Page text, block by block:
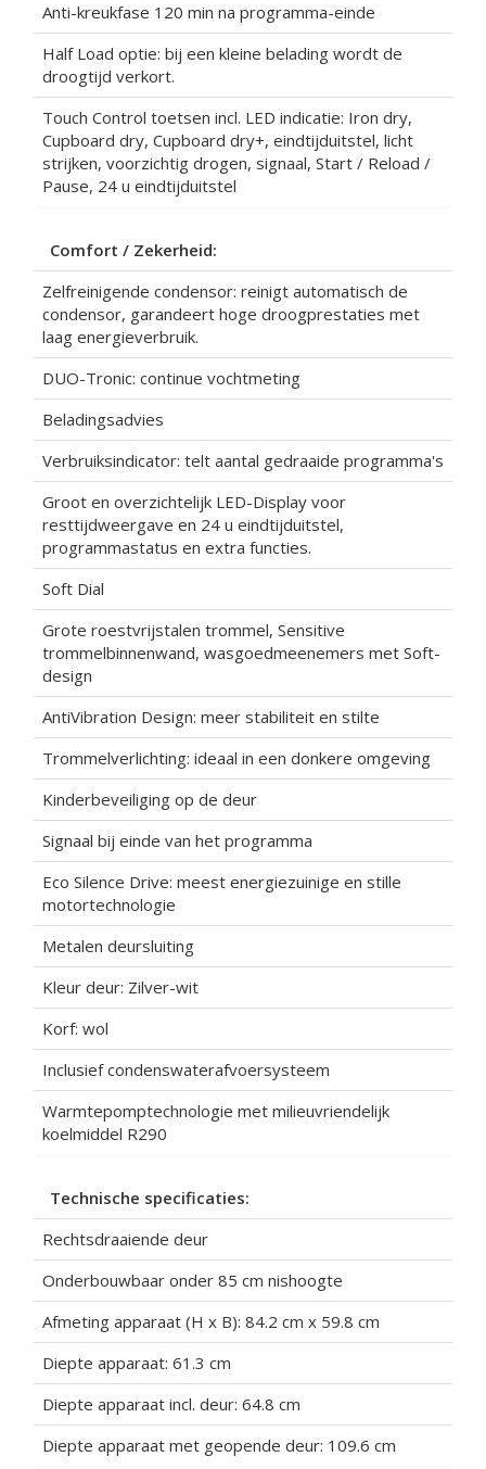
Anti-kreukfase 120 min na programma-einde
Half Load optie: bij een kleine belading wordt de
droogtijd verkort.
Touch Control toetsen incl. LED indicatie: Iron dry,
Cupboard dry, Cupboard dry+, eindtijduitstel, licht
strijken, voorzichtig drogen, signaal, Start / Reload /
Pause, 24 u eindtijduitstel
Comfort / Zekerheid:
Zelfreinigende condensor: reinigt automatisch de
condensor, garandeert hoge droogprestaties met
laag energieverbruik.
DUO-Tronic: continue vochtmeting
Beladingsadvies
Verbruiksindicator: telt aantal gedraaide programma's
Groot en overzichtelijk LED-Display voor
resttijdweergave en 24 u eindtijduitstel,
programmastatus en extra functies.
Soft Dial
Grote roestvrijstalen trommel, Sensitive
trommelbinnenwand, wasgoedmeenemers met Soft-
design
AntiVibration Design: meer stabiliteit en stilte
Trommelverlichting: ideaal in een donkere omgeving
Kinderbeveiliging op de deur
Signaal bij einde van het programma
Eco Silence Drive: meest energiezuinige en stille
motortechnologie
Metalen deursluiting
Kleur deur: Zilver-wit
Korf: wol
Inclusief condenswaterafvoersysteem
Warmtepomptechnologie met milieuvriendelijk
koelmiddel R290
Technische specificaties:
Rechtsdraaiende deur
Onderbouwbaar onder 85 cm nishoogte
Afmeting apparaat (H x B): 84.2 cm x 59.8 cm
Diepte apparaat: 61.3 cm
Diepte apparaat incl. deur: 64.8 cm
Diepte apparaat met geopende deur: 109.6 cm